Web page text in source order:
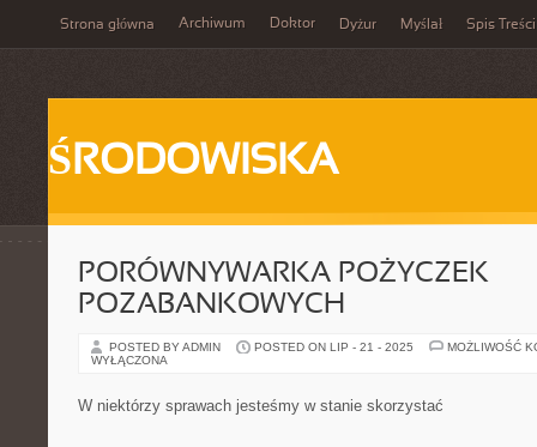
Strona główna Archiwum Doktor Dyżur Myślał Spis Treści
ŚRODOWISKA
PORÓWNYWARKA POŻYCZEK
POZABANKOWYCH
POSTED BY ADMIN POSTED ON LIP - 21 - 2025
MOŻLIWOŚĆ
WYŁĄCZONA
W niektórzy sprawach jesteśmy w stanie skorzystać